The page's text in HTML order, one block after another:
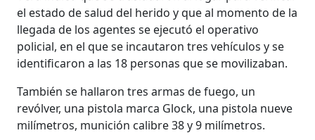
el estado de salud del herido y que al momento de la
llegada de los agentes se ejecutó el operativo
policial, en el que se incautaron tres vehículos y se
identificaron a las 18 personas que se movilizaban.
También se hallaron tres armas de fuego, un
revólver, una pistola marca Glock, una pistola nueve
milímetros, munición calibre 38 y 9 milímetros.